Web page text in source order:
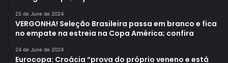
25 de June de 2024
VERGONHA! Seleção Brasileira passa em branco e fica
no empate na estreia na Copa América; confira
24 de June de 2024
Eurocopa: Croácia “prova do próprio veneno e está